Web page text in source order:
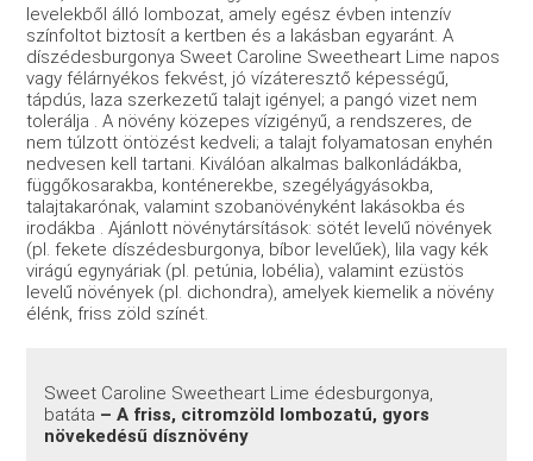
levelekből álló lombozat, amely egész évben intenzív
színfoltot biztosít a kertben és a lakásban egyaránt. A
díszédesburgonya Sweet Caroline Sweetheart Lime napos
vagy félárnyékos fekvést, jó vízáteresztő képességű,
tápdús, laza szerkezetű talajt igényel; a pangó vizet nem
tolerálja . A növény közepes vízigényű, a rendszeres, de
nem túlzott öntözést kedveli; a talajt folyamatosan enyhén
nedvesen kell tartani. Kiválóan alkalmas balkonládákba,
függőkosarakba, konténerekbe, szegélyágyásokba,
talajtakarónak, valamint szobanövényként lakásokba és
irodákba . Ajánlott növénytársítások: sötét levelű növények
(pl. fekete díszédesburgonya, bíbor levelűek), lila vagy kék
virágú egynyáriak (pl. petúnia, lobélia), valamint ezüstös
levelű növények (pl. dichondra), amelyek kiemelik a növény
élénk, friss zöld színét.
Sweet Caroline Sweetheart Lime édesburgonya,
batáta – A friss, citromzöld lombozatú, gyors
növekedésű dísznövény